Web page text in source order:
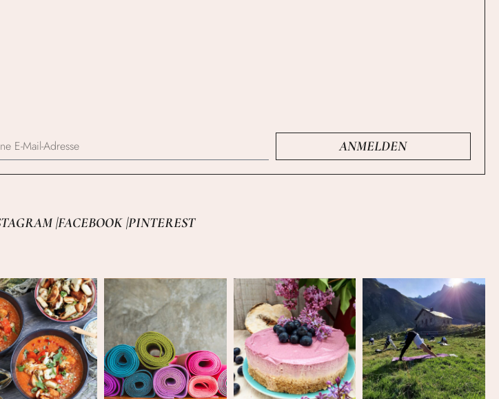
ANMELDEN
|FACEBOOK |PINTEREST